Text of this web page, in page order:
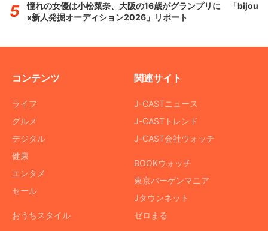
憧れの女優は小松菜奈、大阪の16歳がグランプリに 「bijou
x新人発掘オーディション2026」リポート
コンテンツ
ライフ
グルメ
デジタル
健康
エンタメ
セール
おうちスタイル
関連サイト
J-CASTニュース
J-CASTトレンド
J-CAST会社ウォッチ
BOOKウォッチ
東京バーゲンマニア
Jタウンネット
ゼロまる